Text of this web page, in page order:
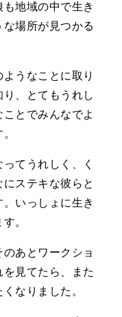
も地域の中で生き
場所が見つかる
うなことに取り
、とてもうれし
とでみんなでよ
てうれしく、く
ステキな彼らと
いっしょに生き
。
のあとワークショ
見てたら、また
なりました。